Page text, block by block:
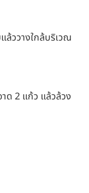
ล้ววางใกล้บริเวณ
ด 2 แก้ว แล้วล้วง